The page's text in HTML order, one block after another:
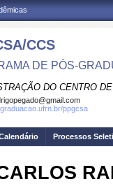
CCS
DE PÓS-
DO CENTRO
ppgcsa
Processos